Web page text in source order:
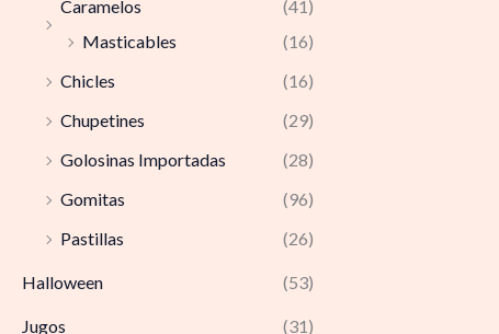
Caramelos
(41)
Masticables
(16)
Chicles
(16)
Chupetines
(29)
Golosinas Importadas
(28)
Gomitas
(96)
Pastillas
(26)
Halloween (53)
Jugos (31)